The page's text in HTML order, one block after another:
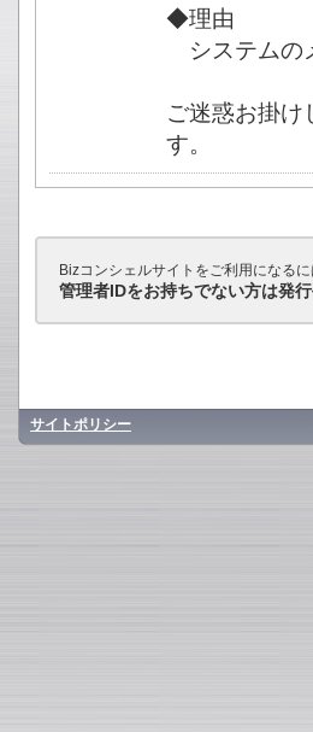
◆理由
システムの
ご迷惑お掛け
す。
Bizコンシェルサイトをご利用になる
管理者IDをお持ちでない方は発
サイトポリシー